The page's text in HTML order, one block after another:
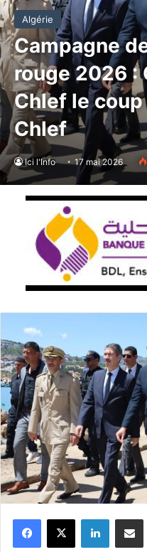
Algérie
Campagne
rouge 2026 :
Chlef le coup
Chlef
Ici l'Info 17 mai 2026